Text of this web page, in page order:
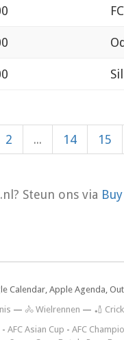
2 ... 14 15
Steun ons via
Apple Agenda,
— 🚴 Wielrennen — 🏏
- AFC Asian Cup - AFC